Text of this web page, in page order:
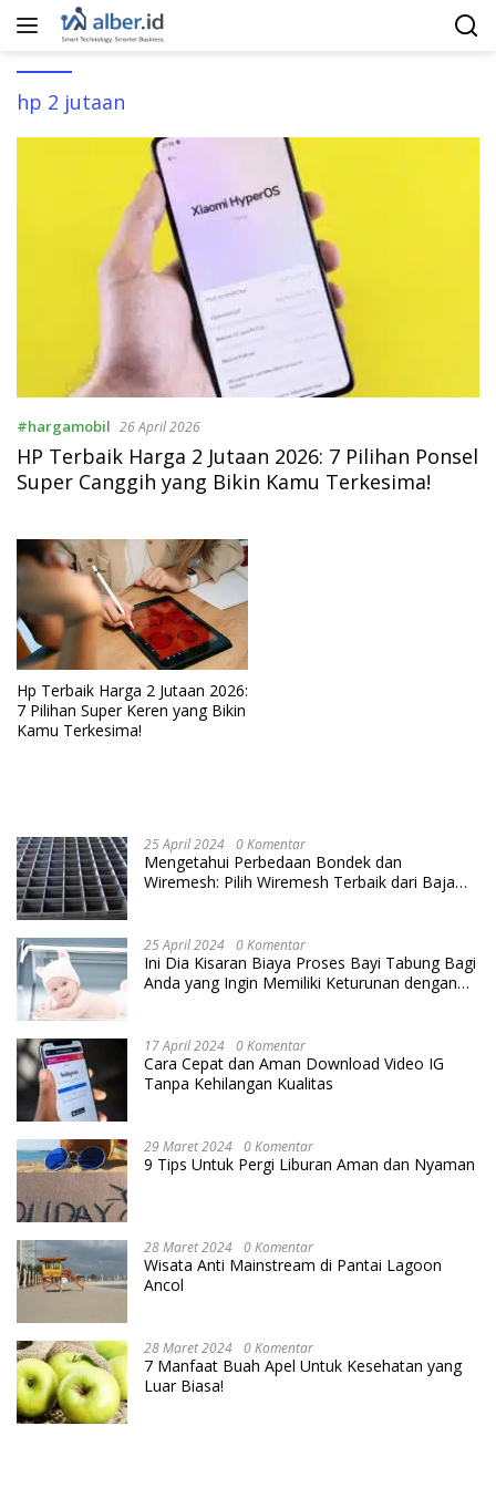
Langsung
hp 2 jutaan
#hargamobil 26 April 2026
HP Terbaik Harga 2 Jutaan 2026: 7 Pilihan Ponsel
Super Canggih yang Bikin Kamu Terkesima!
Hp Terbaik Harga 2 Jutaan 2026:
7 Pilihan Super Keren yang Bikin
Kamu Terkesima!
25 April 2024 0 Komentar
Mengetahui Perbedaan Bondek dan
Wiremesh: Pilih Wiremesh Terbaik dari Baja
25 April 2024 0 Komentar
Ini Dia Kisaran Biaya Proses Bayi Tabung Bagi
Anda yang Ingin Memiliki Keturunan dengan
17 April 2024 0 Komentar
Cara Cepat dan Aman Download Video IG
Tanpa Kehilangan Kualitas
29 Maret 2024 0 Komentar
9 Tips Untuk Pergi Liburan Aman dan Nyaman
28 Maret 2024 0 Komentar
Wisata Anti Mainstream di Pantai Lagoon
Ancol
28 Maret 2024 0 Komentar
7 Manfaat Buah Apel Untuk Kesehatan yang
Luar Biasa!